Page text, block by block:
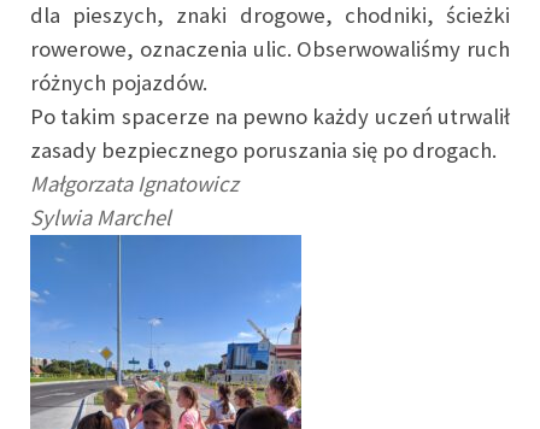
dla pieszych, znaki drogowe, chodniki, ścieżki
rowerowe, oznaczenia ulic. Obserwowaliśmy ruch
różnych pojazdów.
Po takim spacerze na pewno każdy uczeń utrwalił
zasady bezpiecznego poruszania się po drogach.
Małgorzata Ignatowicz
Sylwia Marchel